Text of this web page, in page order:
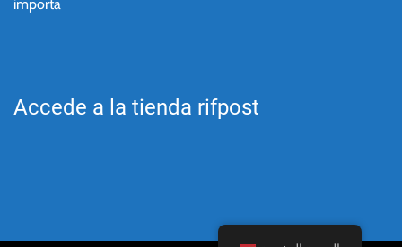
importa
Accede a la tienda rifpost